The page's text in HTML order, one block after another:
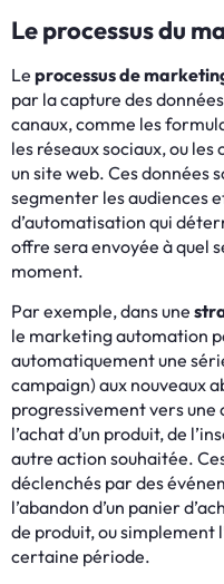
Le processus du
Le processus de
par la capture des
canaux, comme les
les réseaux sociaux, ou
un site web. Ces données
segmenter les audiences
d’automatisation qui
offre sera envoyée à quel
moment.
Par exemple, dans une
le marketing automation
automatiquement une
campaign) aux nouveaux
progressivement vers une
l’achat d’un produit, de
autre action souhaitée.
déclenchés par des
l’abandon d’un panier
de produit, ou simplement
certaine période.